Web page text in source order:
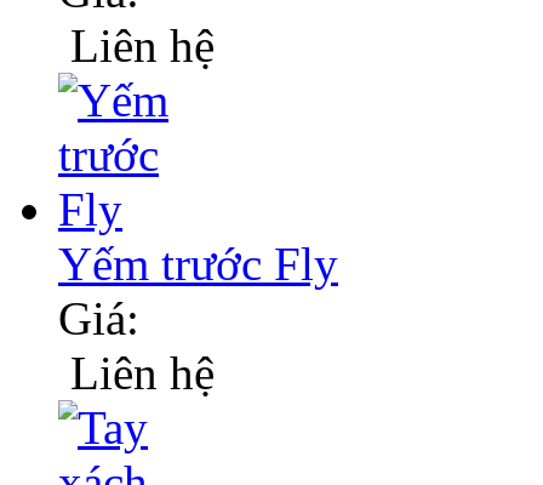
Liên hệ
Yếm trước Fly
Giá:
Liên hệ